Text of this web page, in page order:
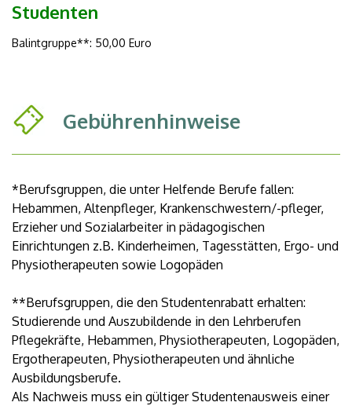
Studenten
Balintgruppe**: 50,00 Euro
Gebührenhinweise
*Berufsgruppen, die unter Helfende Berufe fallen:
Hebammen, Altenpfleger, Krankenschwestern/-pfleger,
Erzieher und Sozialarbeiter in pädagogischen
Einrichtungen z.B. Kinderheimen, Tagesstätten, Ergo- und
Physiotherapeuten sowie Logopäden
**Berufsgruppen, die den Studentenrabatt erhalten:
Studierende und Auszubildende in den Lehrberufen
Pflegekräfte, Hebammen, Physiotherapeuten, Logopäden,
Ergotherapeuten, Physiotherapeuten und ähnliche
Ausbildungsberufe.
Als Nachweis muss ein gültiger Studentenausweis einer